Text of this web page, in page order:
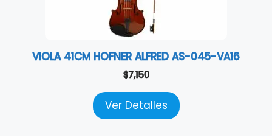
VIOLA 41CM HOFNER ALFRED AS-045-VA16
$7,150
Ver Detalles